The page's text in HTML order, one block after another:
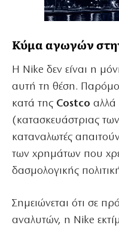
Κύμα αγωγών
Η Nike δεν είναι η
αυτή τη θέση.
κατά της Costco αλλά
(κατασκευάστριας
καταναλωτές
των χρημάτων που
δασμολογικής
Σημειώνεται ότι σε
αναλυτών, η Nike